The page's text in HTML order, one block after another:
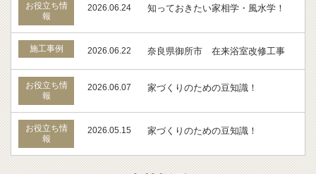
お役立ち情
報
2026.06.24 知っておきたい家相学・風水学！
施工事例 2026.06.22 奈良県御所市 在来浴室改修工事
お役立ち情
報
2026.06.07 家づくりのための豆知識！
お役立ち情
報
2026.05.15 家づくりのための豆知識！